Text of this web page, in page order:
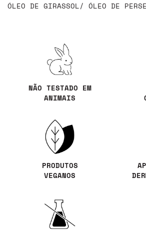
NÃO TESTADO EM
ANIMAIS
PRODUTOS
VEGANOS
ÓLEO DE GIRASSOL/ ÓLEO DE